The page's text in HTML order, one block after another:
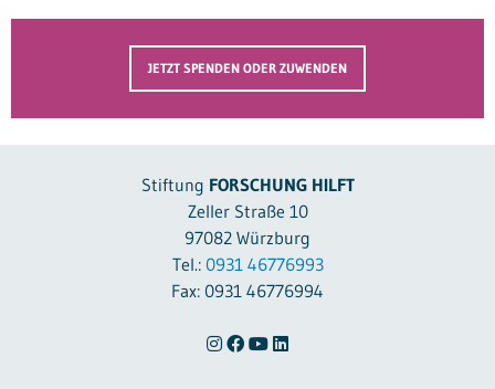
JETZT SPENDEN ODER ZUWENDEN
Stiftung FORSCHUNG HILFT
Zeller Straße 10
97082 Würzburg
Tel.: 0931 46776993
Fax: 0931 46776994